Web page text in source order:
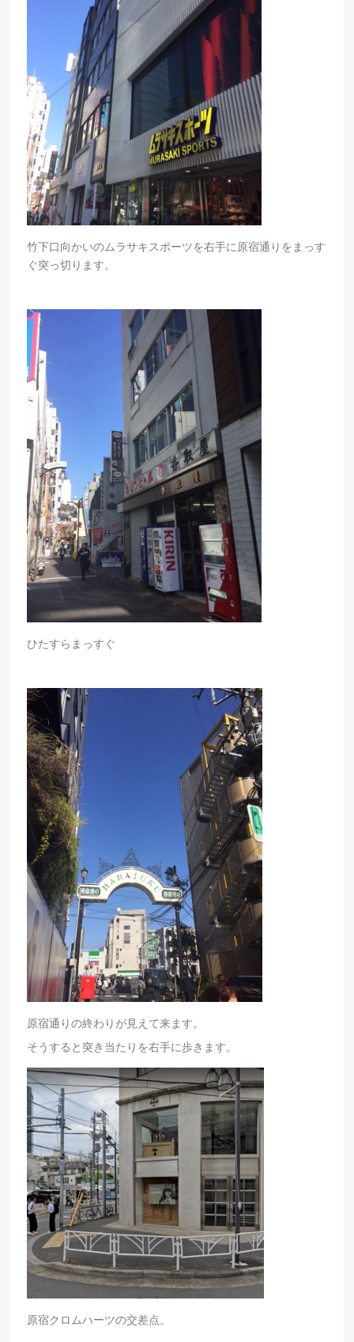
竹下口向かいのムラサキスポーツを右手に原宿通りをまっす
ぐ突っ切ります。
ひたすらまっすぐ
原宿通りの終わりが見えて来ます。
そうすると突き当たりを右手に歩きます。
原宿クロムハーツの交差点。